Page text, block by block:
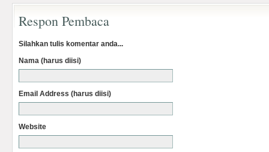
Respon Pembaca
Silahkan tulis komentar anda...
Nama (harus diisi)
Email Address (harus diisi)
Website